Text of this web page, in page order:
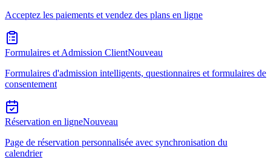
Acceptez les paiements et vendez des plans en ligne
Formulaires et Admission ClientNouveau
Formulaires d'admission intelligents, questionnaires et formulaires de
consentement
Réservation en ligneNouveau
Page de réservation personnalisée avec synchronisation du
calendrier